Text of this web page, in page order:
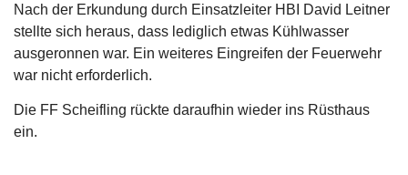
Nach der Erkundung durch Einsatzleiter HBI David Leitner
stellte sich heraus, dass lediglich etwas Kühlwasser
ausgeronnen war. Ein weiteres Eingreifen der Feuerwehr
war nicht erforderlich.
Die FF Scheifling rückte daraufhin wieder ins Rüsthaus
ein.